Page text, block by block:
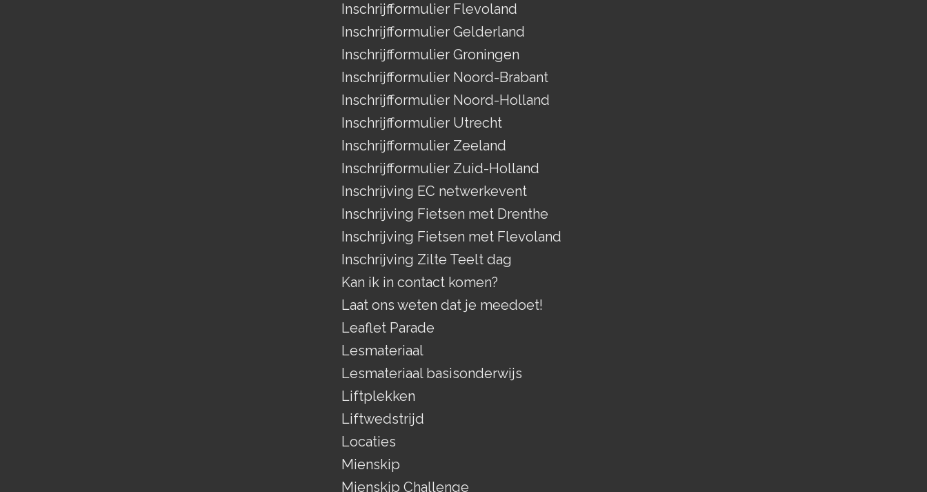
Inschrijfformulier Flevoland
Inschrijfformulier Gelderland
Inschrijfformulier Groningen
Inschrijfformulier Noord-Brabant
Inschrijfformulier Noord-Holland
Inschrijfformulier Utrecht
Inschrijfformulier Zeeland
Inschrijfformulier Zuid-Holland
Inschrijving EC netwerkevent
Inschrijving Fietsen met Drenthe
Inschrijving Fietsen met Flevoland
Inschrijving Zilte Teelt dag
Kan ik in contact komen?
Laat ons weten dat je meedoet!
Leaflet Parade
Lesmateriaal
Lesmateriaal basisonderwijs
Liftplekken
Liftwedstrijd
Locaties
Mienskip
Mienskip Challenge